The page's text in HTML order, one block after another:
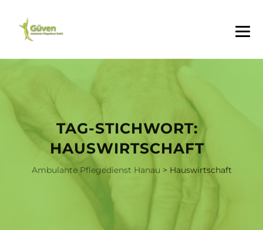
TAG-STICHWORT:
HAUSWIRTSCHAFT
Ambulante Pflegedienst Hanau > Hauswirtschaft